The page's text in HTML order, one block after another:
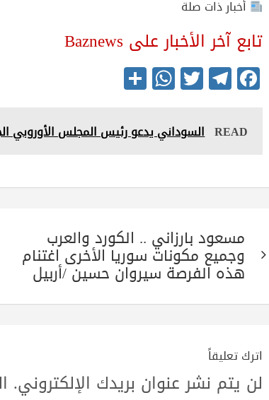
أخبار ذات صلة
تابع آخر الأخبار على Baznews
Fa
ce
bo
ok
Te
le
gr
a
T
wi
tte
r
W
ha
ts
A
S
ha
re READ السوداني يدعو رئيس المجلس الأوروبي
المقالاتمسعود بارزاني .. الكورد والعرب
وجميع مكونات سوريا الأخرى اغتنام
هذه الفرصة سيروان حسين /أربيل
اترك تعليقاً
لن يتم نشر عنوان بريدك الإلكتروني.